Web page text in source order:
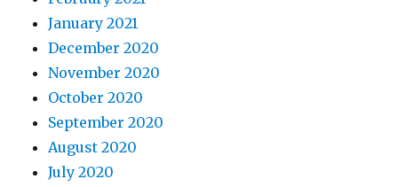
January 2021
December 2020
November 2020
October 2020
September 2020
August 2020
July 2020